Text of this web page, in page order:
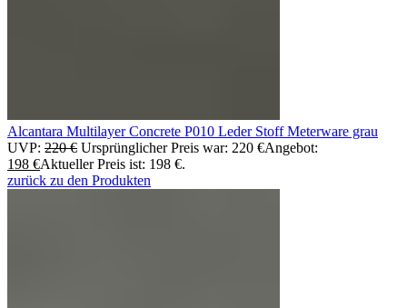
Alcantara Multilayer Concrete P010 Leder Stoff Meterware grau
UVP: 220€ Ursprünglicher Preis war: 220 €Angebot:
198 €Aktueller Preis ist: 198 €.
zurück zu den Produkten